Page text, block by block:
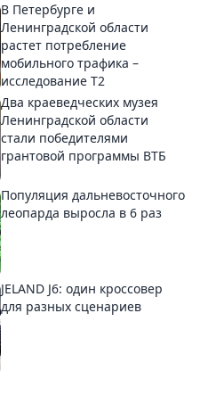
В Петербурге и
Ленинградской области
растет потребление
мобильного трафика –
исследование T2
Два краеведческих музея
Ленинградской области
стали победителями
грантовой программы ВТБ
Популяция дальневосточного
леопарда выросла в 6 раз
JELAND J6: один кроссовер
для разных сценариев